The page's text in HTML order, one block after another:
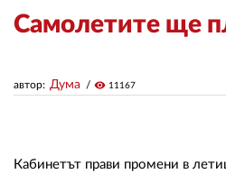
Самолетите ще
автор: Дума visibility 11167
Кабинетът прави промени в